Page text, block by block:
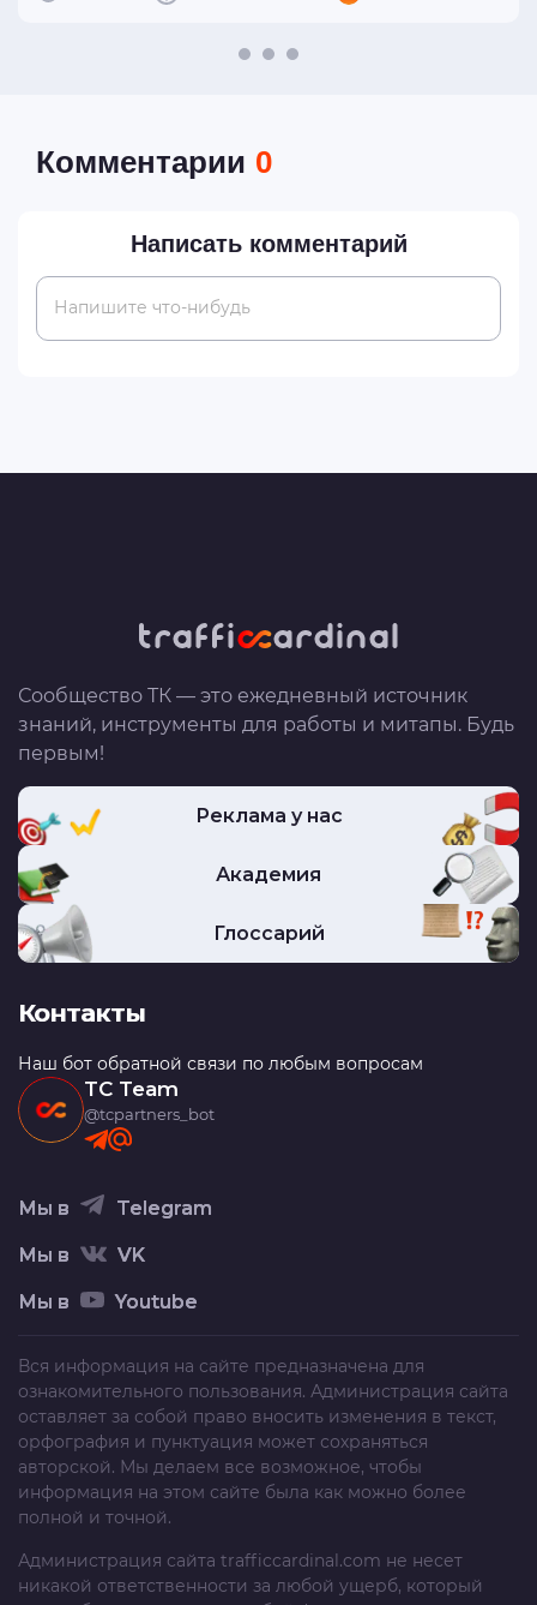
Комментарии 0
Написать комментарий
Напишите что-нибудь
Сообщество ТК — это ежедневный источник
знаний, инструменты для работы и митапы. Будь
первым!
Реклама у нас
Академия
Глоссарий
Контакты
Наш бот обратной связи по любым вопросам
TC Team
@tcpartners_bot
Мы в Telegram
Мы в VK
Мы в Youtube
Вся информация на сайте предназначена для
ознакомительного пользования. Администрация сайта
оставляет за собой право вносить изменения в текст,
орфография и пунктуация может сохраняться
авторской. Мы делаем все возможное, чтобы
информация на этом сайте была как можно более
полной и точной.
Администрация сайта trafficcardinal.com не несет
никакой ответственности за любой ущерб, который